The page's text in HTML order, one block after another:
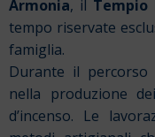
Armonia, il Tempio
tempo riservate
famiglia.
Durante il percorso
nella produzione
d’incenso. Le